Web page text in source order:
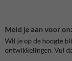
Meld je aan voor
Wil je op de hoogte
ontwikkelingen. Vul